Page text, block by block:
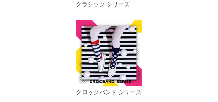
クラシック シリーズ
クロックバンド シリーズ